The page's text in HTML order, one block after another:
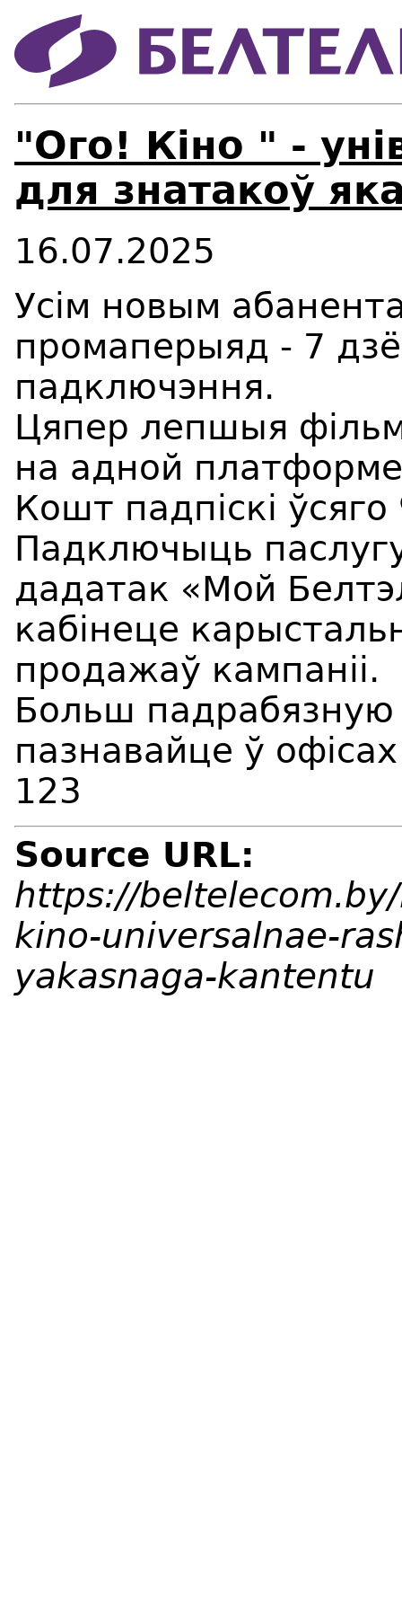
"Ого! Кіно " -
для знатакоў
16.07.2025
Усім новым
промаперыяд - 7
падключэння.
Цяпер лепшыя
на адной
Кошт падпіскі
Падключыць
дадатак «Мой
кабінеце
продажаў кампаніі.
Больш
пазнавайце ў
123
Source URL:
https://
kino-universalnae-
yakasnaga-kantentu